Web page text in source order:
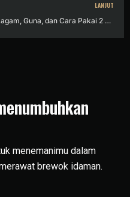
LANJUT
Ragam, Guna, dan Cara Pakai 2 Jenis Sikat Atau Kuas Jenggot
menemanimu dalam
brewok idaman.